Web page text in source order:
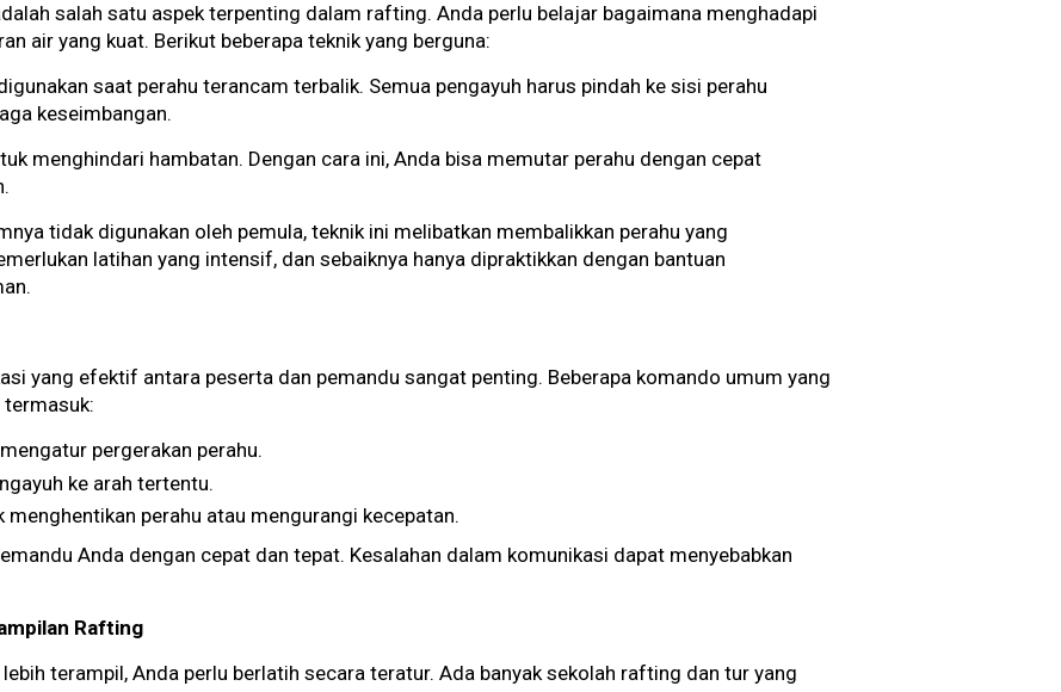
salah satu aspek terpenting dalam rafting. Anda perlu belajar bagaimana menghadapi
air yang kuat. Berikut beberapa teknik yang berguna:
saat perahu terancam terbalik. Semua pengayuh harus pindah ke sisi perahu
keseimbangan.
menghindari hambatan. Dengan cara ini, Anda bisa memutar perahu dengan cepat
tidak digunakan oleh pemula, teknik ini melibatkan membalikkan perahu yang
latihan yang intensif, dan sebaiknya hanya dipraktikkan dengan bantuan
yang efektif antara peserta dan pemandu sangat penting. Beberapa komando umum yang
termasuk:
pergerakan perahu.
ke arah tertentu.
menghentikan perahu atau mengurangi kecepatan.
Anda dengan cepat dan tepat. Kesalahan dalam komunikasi dapat menyebabkan
Rafting
terampil, Anda perlu berlatih secara teratur. Ada banyak sekolah rafting dan tur yang